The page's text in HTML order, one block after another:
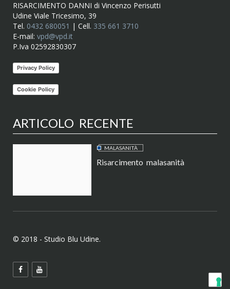
RISARCIMENTO DANNI di Vincenzo Perisutti
Udine Viale Tricesimo, 39
Tel. 0432 680051 | Cell. 335 661 3710
E-mail: vpd@vpd.it
P.Iva 02592830307
Privacy Policy
Cookie Policy
ARTICOLO RECENTE
MALASANITÀ
Risarcimento malasanità
© 2018 - Studio Blu Udine.